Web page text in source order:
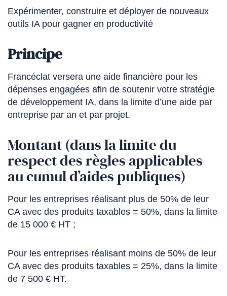
Expérimenter, construire et déployer de nouveaux
outils IA pour gagner en productivité
Principe
Francéclat versera une aide financière pour les
dépenses engagées afin de soutenir votre stratégie
de développement IA, dans la limite d’une aide par
entreprise par an et par projet.
Montant (dans la limite du
respect des règles applicables
au cumul d’aides publiques)
Pour les entreprises réalisant plus de 50% de leur
CA avec des produits taxables = 50%, dans la limite
de 15 000 € HT ;
Pour les entreprises réalisant moins de 50% de leur
CA avec des produits taxables = 25%, dans la limite
de 7 500 € HT.